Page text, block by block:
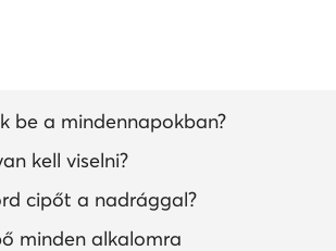
be a mindennapokban?
kell viselni?
cipőt a nadrággal?
minden alkalomra